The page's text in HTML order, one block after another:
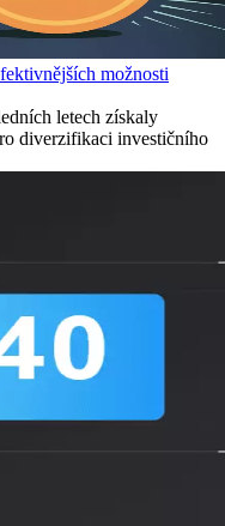
možnosti
letech získaly
diverzifikaci investičního